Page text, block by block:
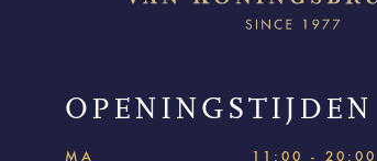
OPENINGSTIJDEN
MA 11:00 - 20:00